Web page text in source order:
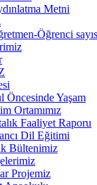
Metni
Öğrenci
Öncesinde Yaşam
Ortamımız
Faaliyet Raporu
Dil Eğitimi
Bültenimiz
Projemiz